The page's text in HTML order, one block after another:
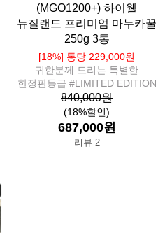
(MGO1200+) 하이웰
뉴질랜드 프리미엄 마누카꿀
250g 3통
[18%] 통당 229,000원
귀한분께 드리는 특별한
한정판등급 #LIMITED EDITION
840,000원
(18%할인)
687,000원
리뷰 2